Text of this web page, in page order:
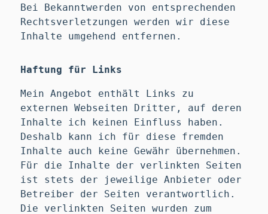
Bei Bekanntwerden von entsprechenden
Rechtsverletzungen werden wir diese
Inhalte umgehend entfernen.
Haftung für Links
Mein Angebot enthält Links zu
externen Webseiten Dritter, auf deren
Inhalte ich keinen Einfluss haben.
Deshalb kann ich für diese fremden
Inhalte auch keine Gewähr übernehmen.
Für die Inhalte der verlinkten Seiten
ist stets der jeweilige Anbieter oder
Betreiber der Seiten verantwortlich.
Die verlinkten Seiten wurden zum